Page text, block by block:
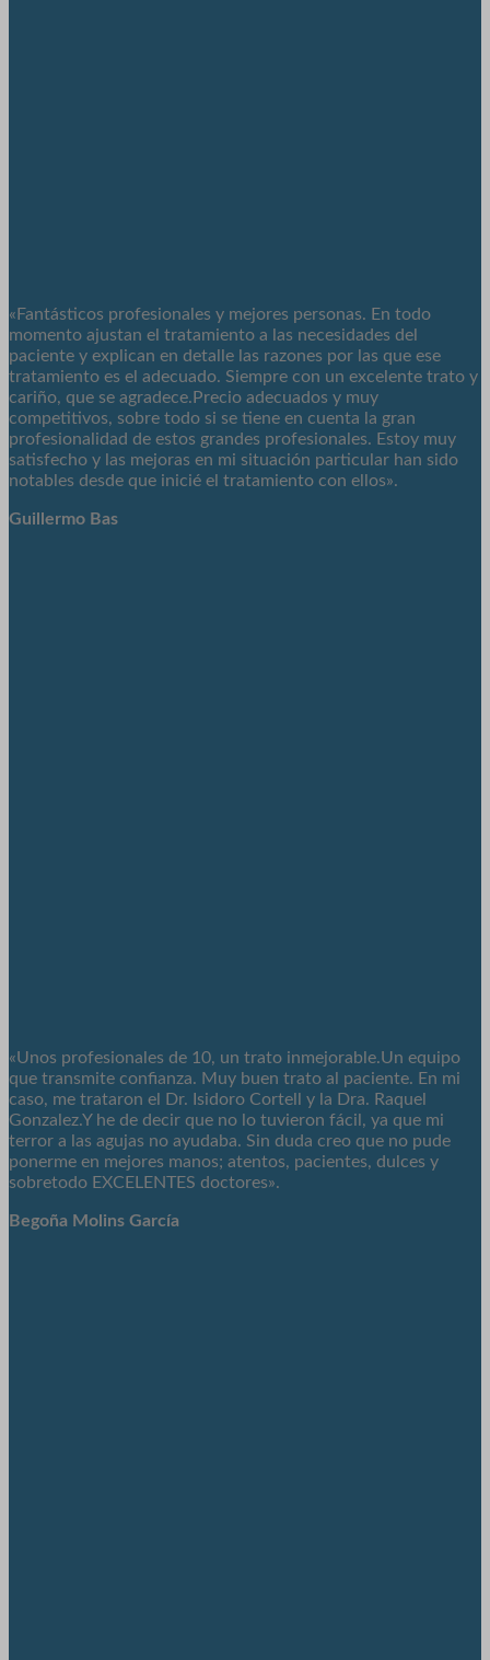
«Fantásticos profesionales y mejores personas. En todo
momento ajustan el tratamiento a las necesidades del
paciente y explican en detalle las razones por las que ese
tratamiento es el adecuado. Siempre con un excelente trato y
cariño, que se agradece.Precio adecuados y muy
competitivos, sobre todo si se tiene en cuenta la gran
profesionalidad de estos grandes profesionales. Estoy muy
satisfecho y las mejoras en mi situación particular han sido
notables desde que inicié el tratamiento con ellos».
Guillermo Bas
«Unos profesionales de 10, un trato inmejorable.Un equipo
que transmite confianza. Muy buen trato al paciente. En mi
caso, me trataron el Dr. Isidoro Cortell y la Dra. Raquel
Gonzalez.Y he de decir que no lo tuvieron fácil, ya que mi
terror a las agujas no ayudaba. Sin duda creo que no pude
ponerme en mejores manos; atentos, pacientes, dulces y
sobretodo EXCELENTES doctores».
Begoña Molins García